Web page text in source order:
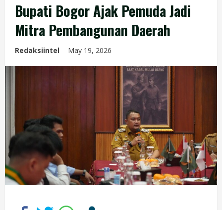
Bupati Bogor Ajak Pemuda Jadi
Mitra Pembangunan Daerah
Redaksiintel May 19, 2026